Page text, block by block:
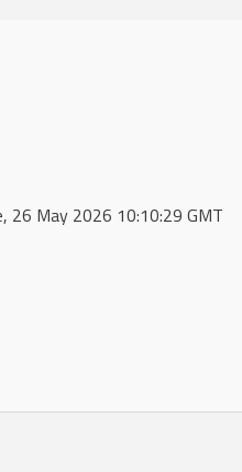
26 May 2026 10:10:29 GMT